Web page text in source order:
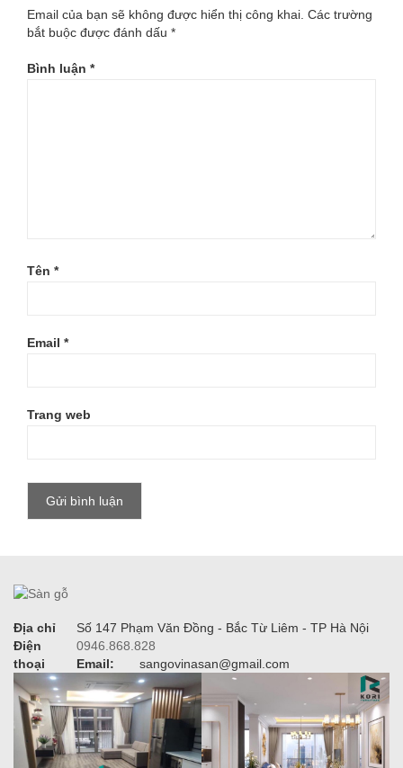
Email của bạn sẽ không được hiển thị công khai. Các trường
bắt buộc được đánh dấu *
Bình luận *
Tên *
Email *
Trang web
Địa chỉ
Số 147 Phạm Văn Đồng - Bắc Từ Liêm - TP Hà Nội
Điện
thoại
0946.868.828
Email:
sangovinasan@gmail.com